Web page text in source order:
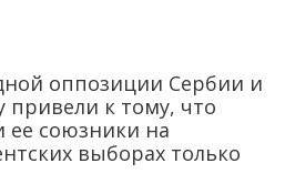
оппозиции Сербии и
к тому, что
ее союзники на
выборах только